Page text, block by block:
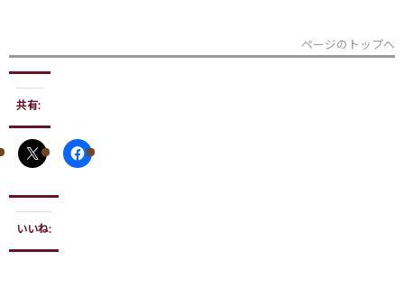
ページのトップへ
共有:
いいね: